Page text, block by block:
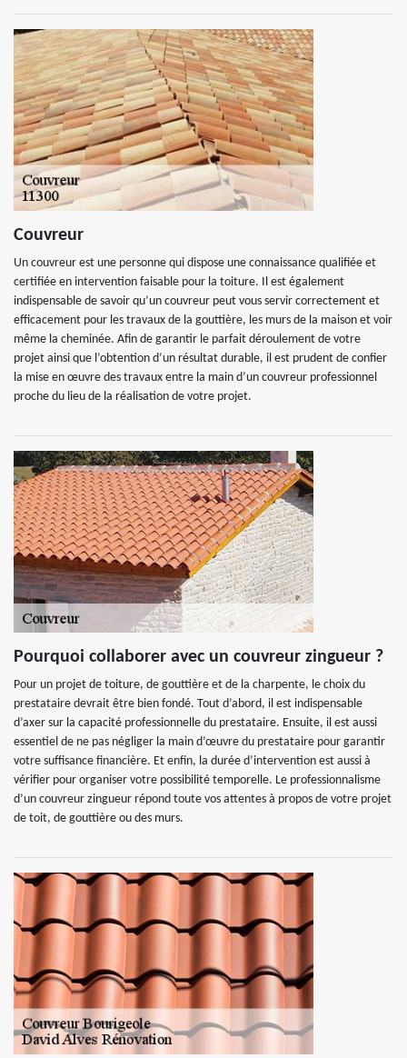
Couvreur
Un couvreur est une personne qui dispose une connaissance qualifiée et
certifiée en intervention faisable pour la toiture. Il est également
indispensable de savoir qu’un couvreur peut vous servir correctement et
efficacement pour les travaux de la gouttière, les murs de la maison et voir
même la cheminée. Afin de garantir le parfait déroulement de votre
projet ainsi que l’obtention d’un résultat durable, il est prudent de confier
la mise en œuvre des travaux entre la main d’un couvreur professionnel
proche du lieu de la réalisation de votre projet.
Pourquoi collaborer avec un couvreur zingueur ?
Pour un projet de toiture, de gouttière et de la charpente, le choix du
prestataire devrait être bien fondé. Tout d’abord, il est indispensable
d’axer sur la capacité professionnelle du prestataire. Ensuite, il est aussi
essentiel de ne pas négliger la main d’œuvre du prestataire pour garantir
votre suffisance financière. Et enfin, la durée d’intervention est aussi à
vérifier pour organiser votre possibilité temporelle. Le professionnalisme
d’un couvreur zingueur répond toute vos attentes à propos de votre projet
de toit, de gouttière ou des murs.